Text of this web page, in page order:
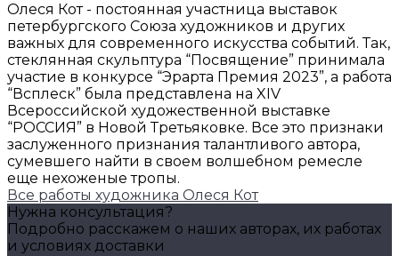
Олеся Кот - постоянная участница выставок
петербургского Союза художников и других
важных для современного искусства событий. Так,
стеклянная скульптура “Посвящение” принимала
участие в конкурсе “Эрарта Премия 2023”, а работа
“Всплеск” была представлена на XIV
Всероссийской художественной выставке
“РОССИЯ” в Новой Третьяковке. Все это признаки
заслуженного признания талантливого автора,
сумевшего найти в своем волшебном ремесле
еще нехоженые тропы.
Все работы художника Олеся Кот
Нужна консультация?
Подробно расскажем о наших авторах, их работах
и условиях доставки